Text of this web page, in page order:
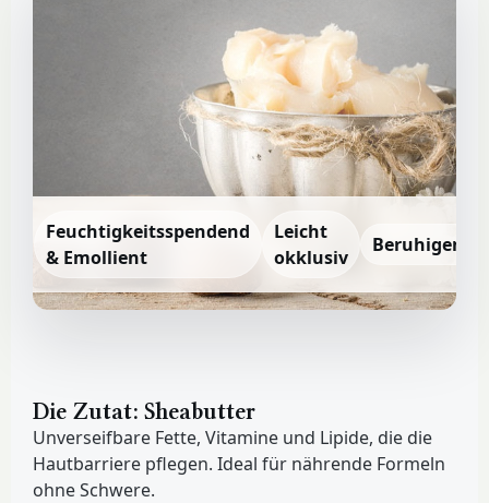
Feuchtigkeitsspendend
& Emollient
Leicht
okklusiv
Beruhigend
Die Zutat: Sheabutter
Unverseifbare Fette, Vitamine und Lipide, die die
Hautbarriere pflegen. Ideal für nährende Formeln
ohne Schwere.